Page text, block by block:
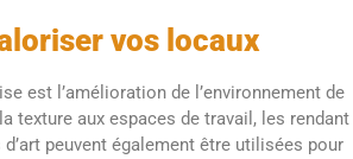
vos locaux
est l’amélioration de l’environnement de
texture aux espaces de travail, les rendant
peuvent également être utilisées pour